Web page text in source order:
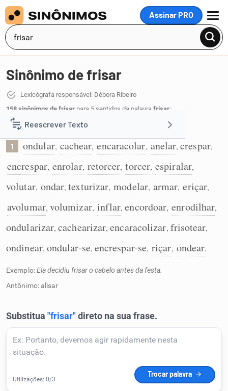
Assinar PRO
MENU
Reescrever Texto
Resumir Texto
Corrigir Texto
Detector de IA
Caça-palavras
Sinônimo de frisar
Lexicógrafa responsável: Débora Ribeiro
158 sinônimos de frisar para 5 sentidos da palavra frisar:
Encrespar o cabelo:
1 ondular, cachear, encaracolar, anelar,crespar,
encrespar, enrolar, retorcer, torcer, espiralar,
volutar, ondar,texturizar, modelar, armar, eriçar,
avolumar, volumizar, inflar,encordoar, enrodilhar,
ondularizar,cachearizar,encaracolizar, frisotear,
ondinear, ondular-se, encrespar-se, riçar, ondear.
Exemplo:Ela decidiu frisar o cabelo antes da festa.
Antônimo: alisar